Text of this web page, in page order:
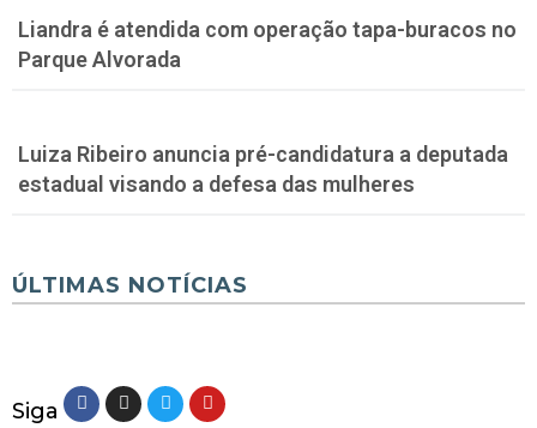
Liandra é atendida com operação tapa-buracos no
Parque Alvorada
Luiza Ribeiro anuncia pré-candidatura a deputada
estadual visando a defesa das mulheres
ÚLTIMAS NOTÍCIAS
Siga